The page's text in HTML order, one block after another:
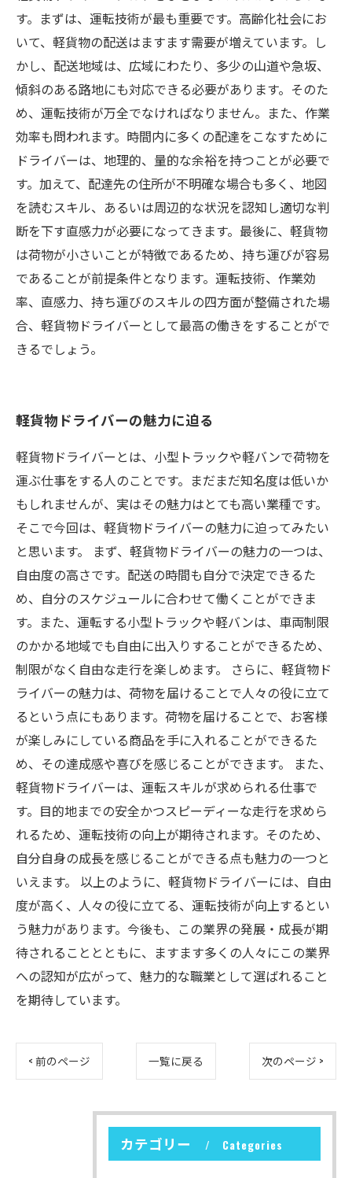
す。まずは、運転技術が最も重要です。高齢化社会にお
いて、軽貨物の配送はますます需要が増えています。し
かし、配送地域は、広域にわたり、多少の山道や急坂、
傾斜のある路地にも対応できる必要があります。そのた
め、運転技術が万全でなければなりません。また、作業
効率も問われます。時間内に多くの配達をこなすために
ドライバーは、地理的、量的な余裕を持つことが必要で
す。加えて、配達先の住所が不明確な場合も多く、地図
を読むスキル、あるいは周辺的な状況を認知し適切な判
断を下す直感力が必要になってきます。最後に、軽貨物
は荷物が小さいことが特徴であるため、持ち運びが容易
であることが前提条件となります。運転技術、作業効
率、直感力、持ち運びのスキルの四方面が整備された場
合、軽貨物ドライバーとして最高の働きをすることがで
きるでしょう。
軽貨物ドライバーの魅力に迫る
軽貨物ドライバーとは、小型トラックや軽バンで荷物を
運ぶ仕事をする人のことです。まだまだ知名度は低いか
もしれませんが、実はその魅力はとても高い業種です。
そこで今回は、軽貨物ドライバーの魅力に迫ってみたい
と思います。 まず、軽貨物ドライバーの魅力の一つは、
自由度の高さです。配送の時間も自分で決定できるた
め、自分のスケジュールに合わせて働くことができま
す。また、運転する小型トラックや軽バンは、車両制限
のかかる地域でも自由に出入りすることができるため、
制限がなく自由な走行を楽しめます。 さらに、軽貨物ド
ライバーの魅力は、荷物を届けることで人々の役に立て
るという点にもあります。荷物を届けることで、お客様
が楽しみにしている商品を手に入れることができるた
め、その達成感や喜びを感じることができます。 また、
軽貨物ドライバーは、運転スキルが求められる仕事で
す。目的地までの安全かつスピーディーな走行を求めら
れるため、運転技術の向上が期待されます。そのため、
自分自身の成長を感じることができる点も魅力の一つと
いえます。 以上のように、軽貨物ドライバーには、自由
度が高く、人々の役に立てる、運転技術が向上するとい
う魅力があります。今後も、この業界の発展・成長が期
待されることとともに、ますます多くの人々にこの業界
への認知が広がって、魅力的な職業として選ばれること
を期待しています。
< 前のページ 一覧に戻る 次のページ >
カテゴリー Categories